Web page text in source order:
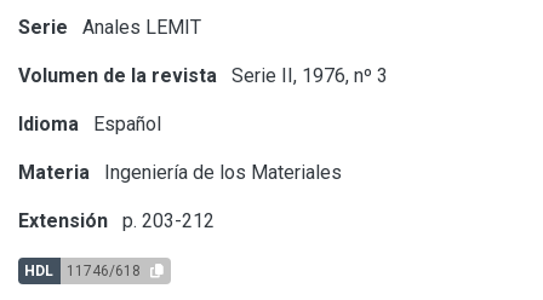
Serie Anales LEMIT
Volumen de la revista Serie II, 1976, nº 3
Idioma Español
Materia Ingeniería de los Materiales
Extensión p. 203-212
HDL 11746/618